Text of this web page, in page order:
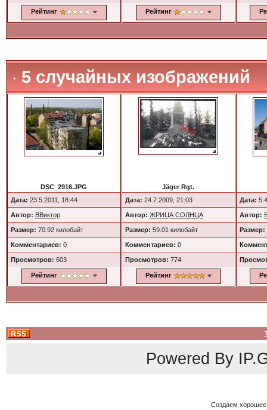
Рейтинг Рейтинг
5 случайных изображений
DSC_2916.JPG
Дата: 23.5.2011, 18:44
Автор: ВВиктор
Размер: 70.92 килобайт
Комментариев: 0
Просмотров: 603
Рейтинг
Jäger Rgt.
Дата: 24.7.2009, 21:03
Автор: ЖРИЦА СОЛНЦА
Размер: 59.01 килобайт
Комментариев: 0
Просмотров: 774
Рейтинг
Дата:
Автор:
Размер:
Powered By
Создаем